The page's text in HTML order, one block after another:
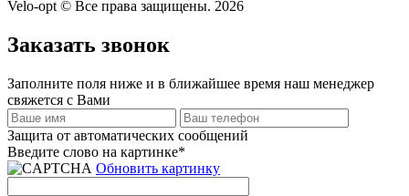
Velo-opt © Все права защищены. 2026
Заказать звонок
Заполните поля ниже и в ближайшее время наш менеджер
свяжется с Вами
Защита от автоматических сообщений
Введите слово на картинке*
Обновить картинку